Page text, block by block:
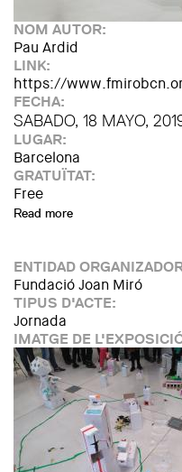
NOM AUTOR:
Pau Ardid
LINK:
https://
FECHA:
SABADO, 18 MAYO,
LUGAR:
Barcelona
GRATUÏTAT:
Free
Read more
ENTIDAD
Fundació Joan Miró
TIPUS D'ACTE:
Jornada
IMATGE DE